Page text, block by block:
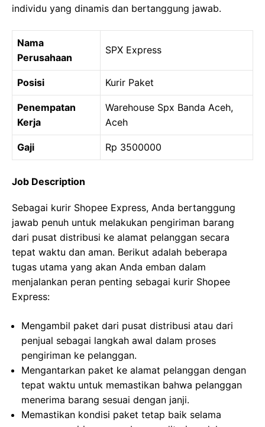
individu yang dinamis dan bertanggung jawab.
Nama
Perusahaan
SPX Express
Posisi Kurir Paket
Penempatan
Kerja
Warehouse Spx Banda Aceh,
Aceh
Gaji Rp 3500000
Job Description
Sebagai kurir Shopee Express, Anda bertanggung
jawab penuh untuk melakukan pengiriman barang
dari pusat distribusi ke alamat pelanggan secara
tepat waktu dan aman. Berikut adalah beberapa
tugas utama yang akan Anda emban dalam
menjalankan peran penting sebagai kurir Shopee
Express:
Mengambil paket dari pusat distribusi atau dari
penjual sebagai langkah awal dalam proses
pengiriman ke pelanggan.
Mengantarkan paket ke alamat pelanggan dengan
tepat waktu untuk memastikan bahwa pelanggan
menerima barang sesuai dengan janji.
Memastikan kondisi paket tetap baik selama